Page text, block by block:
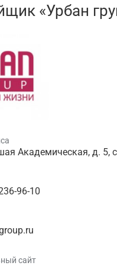
«Урбан
Академическая, д. 5,
96-10
сайт